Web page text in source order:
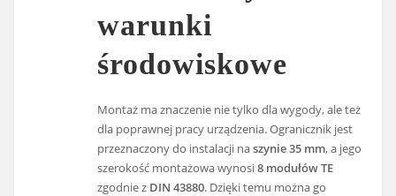
warunki
środowiskowe
Montaż ma znaczenie nie tylko dla wygody, ale też
dla poprawnej pracy urządzenia. Ogranicznik jest
przeznaczony do instalacji naszynie 35 mm, a jego
szerokość montażowa wynosi8 modułów TE
zgodnie z DIN 43880. Dzięki temu można go